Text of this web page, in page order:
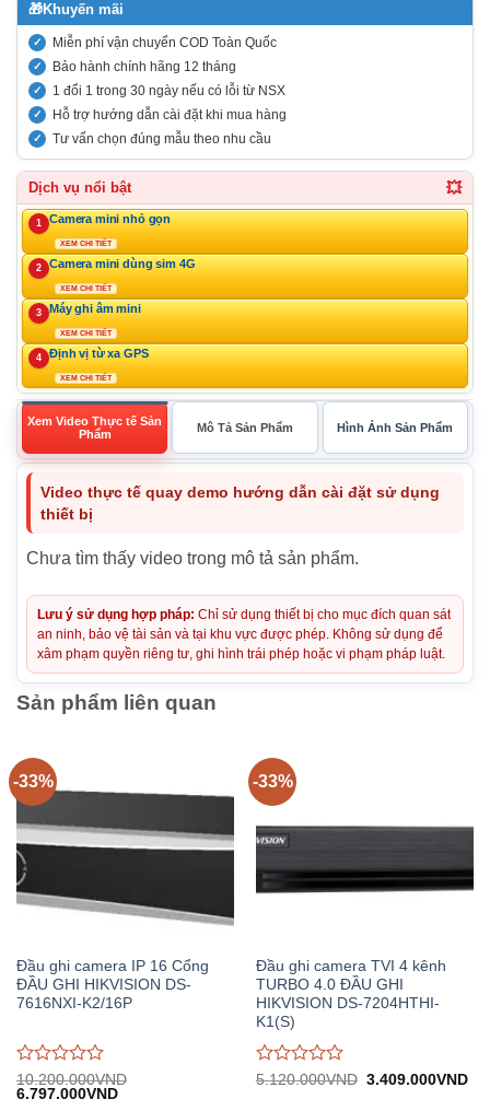
🎁Khuyến mãi
Miễn phí vận chuyển COD Toàn Quốc
Bảo hành chính hãng 12 tháng
1 đổi 1 trong 30 ngày nếu có lỗi từ NSX
Hỗ trợ hướng dẫn cài đặt khi mua hàng
Tư vấn chọn đúng mẫu theo nhu cầu
Dịch vụ nổi bật 💥
1 Camera mini nhỏ gọn
XEM CHI TIẾT
2 Camera mini dùng sim 4G
XEM CHI TIẾT
3 Máy ghi âm mini
XEM CHI TIẾT
4 Định vị từ xa GPS
XEM CHI TIẾT
Xem Video Thực tế Sản
Phẩm
Mô Tả Sản Phẩm Hình Ảnh Sản Phẩm
Video thực tế quay demo hướng dẫn cài đặt sử dụng
thiết bị
Chưa tìm thấy video trong mô tả sản phẩm.
Lưu ý sử dụng hợp pháp: Chỉ sử dụng thiết bị cho mục đích quan sát
an ninh, bảo vệ tài sản và tại khu vực được phép. Không sử dụng để
xâm phạm quyền riêng tư, ghi hình trái phép hoặc vi phạm pháp luật.
Sản phẩm liên quan
-33%
Đầu ghi camera IP 16 Cổng
ĐẦU GHI HIKVISION DS-
7616NXI-K2/16P
Được
đánh
10.200.000VND
Giá
6.797.000VNDGiá
-33%
Đầu ghi camera TVI 4 kênh
TURBO 4.0 ĐẦU GHI
HIKVISION DS-7204HTHI-
K1(S)
Được
5.120.000VND Giá
3.409.000VNDGiá